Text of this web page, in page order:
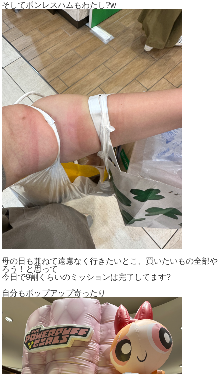
そしてボンレスハムもわたし?w
母の日も兼ねて遠慮なく行きたいとこ、買いたいもの全部や
ろう！と思って
今日で9割くらいのミッションは完了してます?
自分もポップアップ寄ったり